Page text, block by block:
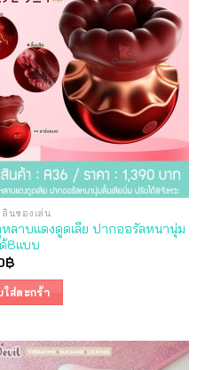
ลิ้นของเล่น
ลาบแดงดูดเลีย ปากออรัลหนานุ่ม
8แบบ
฿
ใส่ตะกร้า